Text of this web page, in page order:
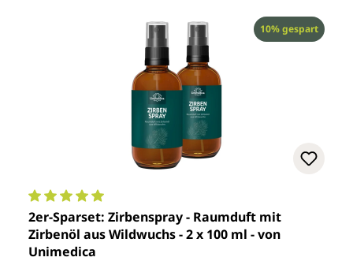
Rabatt
10% gespart
Durchschnittliche Bewertung von 5 von 5 Sternen
2er-Sparset: Zirbenspray - Raumduft mit
Zirbenöl aus Wildwuchs - 2 x 100 ml - von
Unimedica